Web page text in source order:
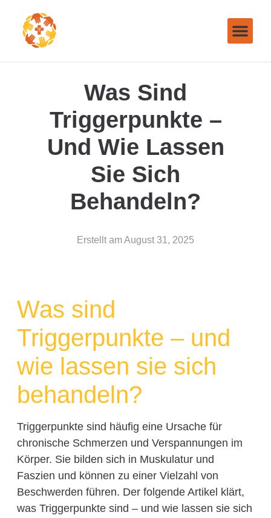
Was Sind
Triggerpunkte –
Und Wie Lassen
Sie Sich
Behandeln?
Erstellt amAugust 31, 2025
Was sind
Triggerpunkte – und
wie lassen sie sich
behandeln?
Triggerpunkte sind häufig eine Ursache für
chronische Schmerzen und Verspannungen im
Körper. Sie bilden sich in Muskulatur und
Faszien und können zu einer Vielzahl von
Beschwerden führen. Der folgende Artikel klärt,
was Triggerpunkte sind – und wie lassen sie sich